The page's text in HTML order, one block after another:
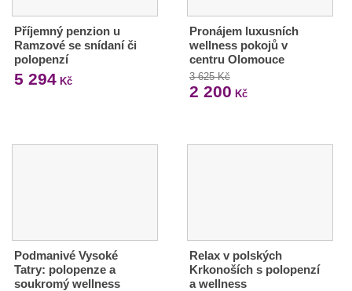
Příjemný penzion u
Ramzové se snídaní či
polopenzí
5 294 Kč
Pronájem luxusních
wellness pokojů v
centru Olomouce
3 625 Kč
2 200 Kč
Podmanivé Vysoké
Tatry: polopenze a
soukromý wellness
Relax v polských
Krkonoších s polopenzí
a wellness